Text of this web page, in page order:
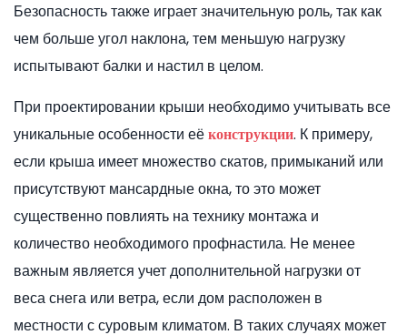
Безопасность также играет значительную роль, так как
чем больше угол наклона, тем меньшую нагрузку
испытывают балки и настил в целом.
При проектировании крыши необходимо учитывать все
уникальные особенности еёконструкции. К примеру,
если крыша имеет множество скатов, примыканий или
присутствуют мансардные окна, то это может
существенно повлиять на технику монтажа и
количество необходимого профнастила. Не менее
важным является учет дополнительной нагрузки от
веса снега или ветра, если дом расположен в
местности с суровым климатом. В таких случаях может